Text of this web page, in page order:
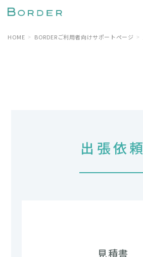
HOME BORDERご利用者向けサポートページ
出張依頼
見積書